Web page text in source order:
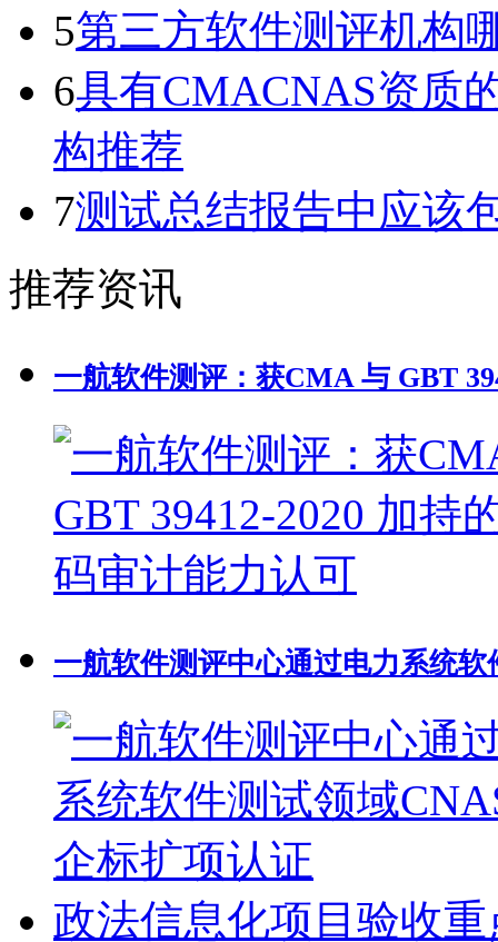
5第三方软件测评机构
6具有CMACNAS资质
构推荐
7测试总结报告中应该
推荐资讯
一航软件测评：获CMA 与 GBT
一航软件测评中心通过电力系统
政法信息化项目验收